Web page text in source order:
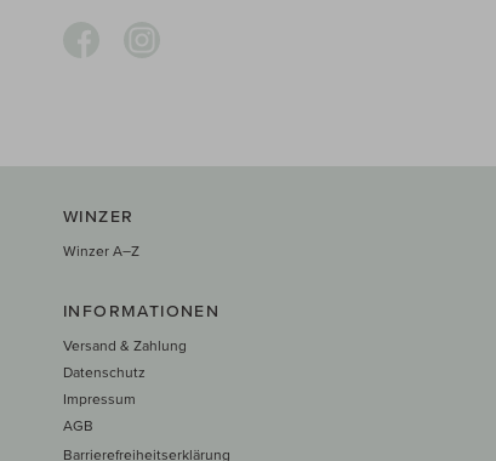
WINZER
Winzer A–Z
INFORMATIONEN
Versand & Zahlung
Datenschutz
Impressum
AGB
Barrierefreiheitserklärung